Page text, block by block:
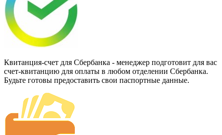
Квитанция-счет для Сбербанка - менеджер подготовит для вас
счет-квитанцию для оплаты в любом отделении Сбербанка.
Будьте готовы предоставить свои паспортные данные.